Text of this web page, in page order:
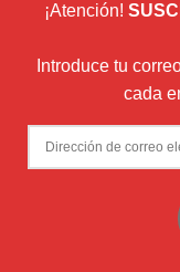
¡Atención!
Introduce tu
cada
Dirección
de